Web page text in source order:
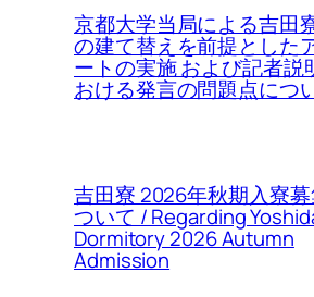
京都大学当局による吉田
の建て替えを前提とした
ートの実施 および記者説
おける発言の問題点につ
吉田寮 2026年秋期入寮
ついて / Regarding
Dormitory 2026 Autumn
Admission